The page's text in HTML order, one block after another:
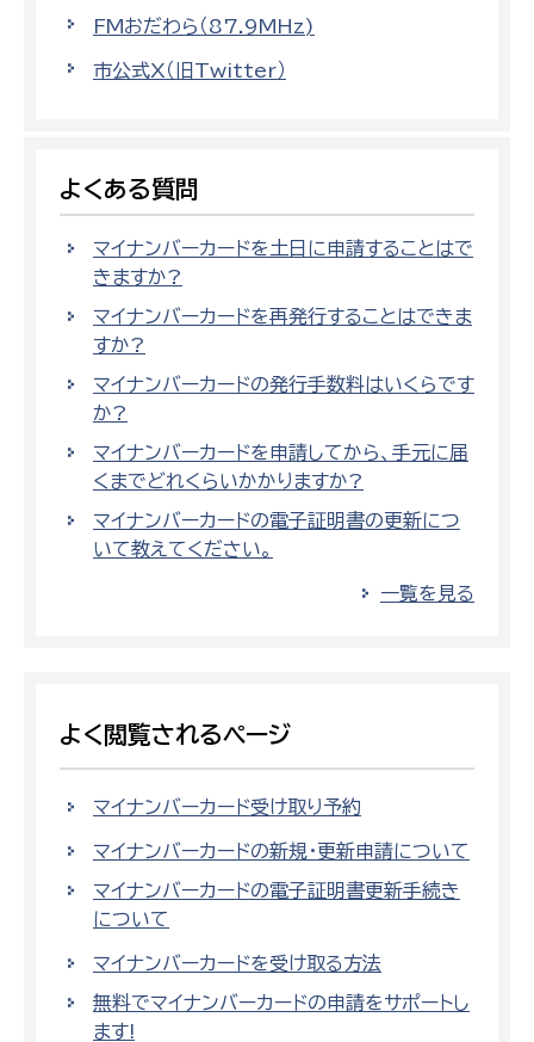
FMおだわら（87.9MHz)
市公式X（旧Twitter）
よくある質問
マイナンバーカードを土日に申請することはで
きますか?
マイナンバーカードを再発行することはできま
すか?
マイナンバーカードの発行手数料はいくらです
か?
マイナンバーカードを申請してから、手元に届
くまでどれくらいかかりますか?
マイナンバーカードの電子証明書の更新につ
いて教えてください。
一覧を見る
よく閲覧されるページ
マイナンバーカード受け取り予約
マイナンバーカードの新規・更新申請について
マイナンバーカードの電子証明書更新手続き
について
マイナンバーカードを受け取る方法
無料でマイナンバーカードの申請をサポートし
ます!